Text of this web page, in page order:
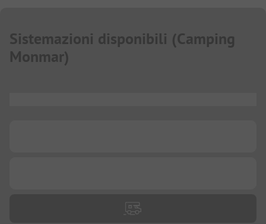
Sistemazioni disponibili (Camping
Monmar)